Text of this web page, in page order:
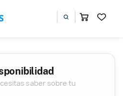
saber sobre tu